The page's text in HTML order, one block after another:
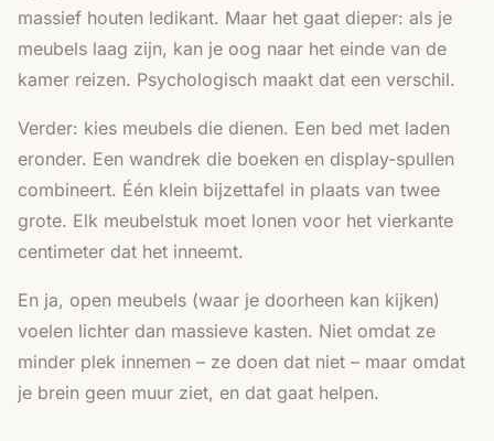
massief houten ledikant. Maar het gaat dieper: als je
meubels laag zijn, kan je oog naar het einde van de
kamer reizen. Psychologisch maakt dat een verschil.
Verder: kies meubels die dienen. Een bed met laden
eronder. Een wandrek die boeken en display-spullen
combineert. Één klein bijzettafel in plaats van twee
grote. Elk meubelstuk moet lonen voor het vierkante
centimeter dat het inneemt.
En ja, open meubels (waar je doorheen kan kijken)
voelen lichter dan massieve kasten. Niet omdat ze
minder plek innemen – ze doen dat niet – maar omdat
je brein geen muur ziet, en dat gaat helpen.